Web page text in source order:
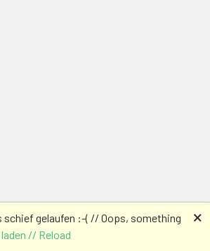
schief gelaufen :-( // Oops, something
// Reload
🗙